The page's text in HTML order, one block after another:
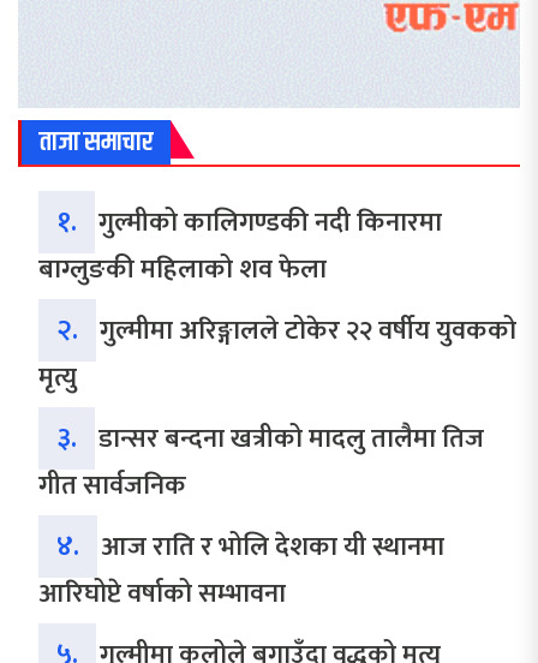
ताजा समाचार
१. गुल्मीको कालिगण्डकी नदी किनारमा
बाग्लुङकी महिलाको शव फेला
२. गुल्मीमा अरिङ्गालले टोकेर २२ वर्षीय युवकको
मृत्यु
३. डान्सर बन्दना खत्रीको मादलु तालैमा तिज
गीत सार्वजनिक
४. आज राति र भोलि देशका यी स्थानमा
आरिघोप्टे वर्षाको सम्भावना